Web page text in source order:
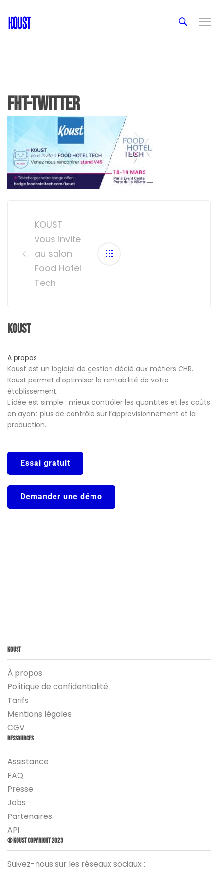
fht-twitter
navigationKOUST
vous invite
au salon
Food Hotel
Tech
Koust
A propos
Koust est un logiciel de gestion dédié aux métiers CHR.
Koust permet d’optimiser la rentabilité de votre
établissement.
L’idée est simple : mieux contrôler les quantités et les coûts
en ayant plus de contrôle sur l’approvisionnement et la
production.
Essai gratuit
Demander une démo
Koust
À propos
Politique de confidentialité
Tarifs
Mentions légales
CGV
Ressources
Assistance
FAQ
Presse
Jobs
Partenaires
API
© Koust Copyright 2023
Suivez-nous sur les réseaux sociaux :